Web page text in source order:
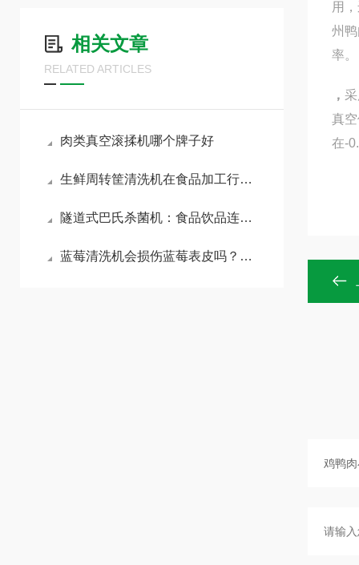
相关文章
RELATED ARTICLES
肉类真空滚揉机哪个牌子好
生鲜周转筐清洗机在食品加工行业中的应用
隧道式巴氏杀菌机：食品饮品连续式杀菌工艺全解析
蓝莓清洗机会损伤蓝莓表皮吗？山东美康不损伤果蔬表皮的清洗机
用
州
率。
，
真
在-